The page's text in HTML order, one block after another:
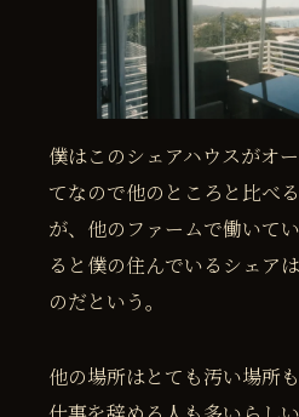
僕はこのシェアハウスがオ
てなので他のところと比べ
が、他のファームで働いて
ると僕の住んでいるシェア
のだという。
他の場所はとても汚い場所